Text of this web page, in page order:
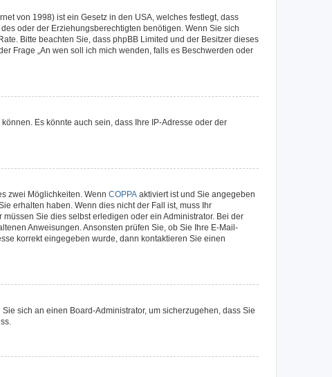
von 1998) ist ein Gesetz in den USA, welches festlegt, dass
oder der Erziehungsberechtigten benötigen. Wenn Sie sich
Bitte beachten Sie, dass phpBB Limited und der Besitzer dieses
Frage „An wen soll ich mich wenden, falls es Beschwerden oder
Es könnte auch sein, dass Ihre IP-Adresse oder der
zwei Möglichkeiten. Wenn COPPA aktiviert ist und Sie angegeben
erhalten haben. Wenn dies nicht der Fall ist, muss Ihr
Sie dies selbst erledigen oder ein Administrator. Bei der
Anweisungen. Ansonsten prüfen Sie, ob Sie Ihre E-Mail-
korrekt eingegeben wurde, dann kontaktieren Sie einen
sich an einen Board-Administrator, um sicherzugehen, dass Sie